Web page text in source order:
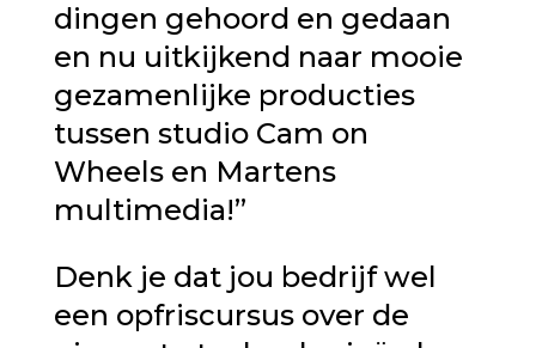
dingen gehoord en gedaan
en nu uitkijkend naar mooie
gezamenlijke producties
tussen studio Cam on
Wheels en Martens
multimedia!”
Denk je dat jou bedrijf wel
een opfriscursus over de